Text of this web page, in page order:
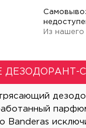
Из нашего
Banderas